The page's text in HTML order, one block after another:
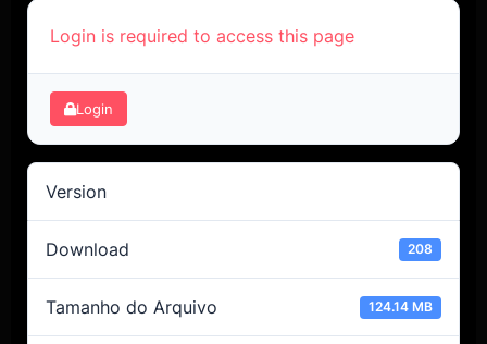
Login is required to access this page
Login
Version
Download 208
Tamanho do Arquivo 124.14 MB